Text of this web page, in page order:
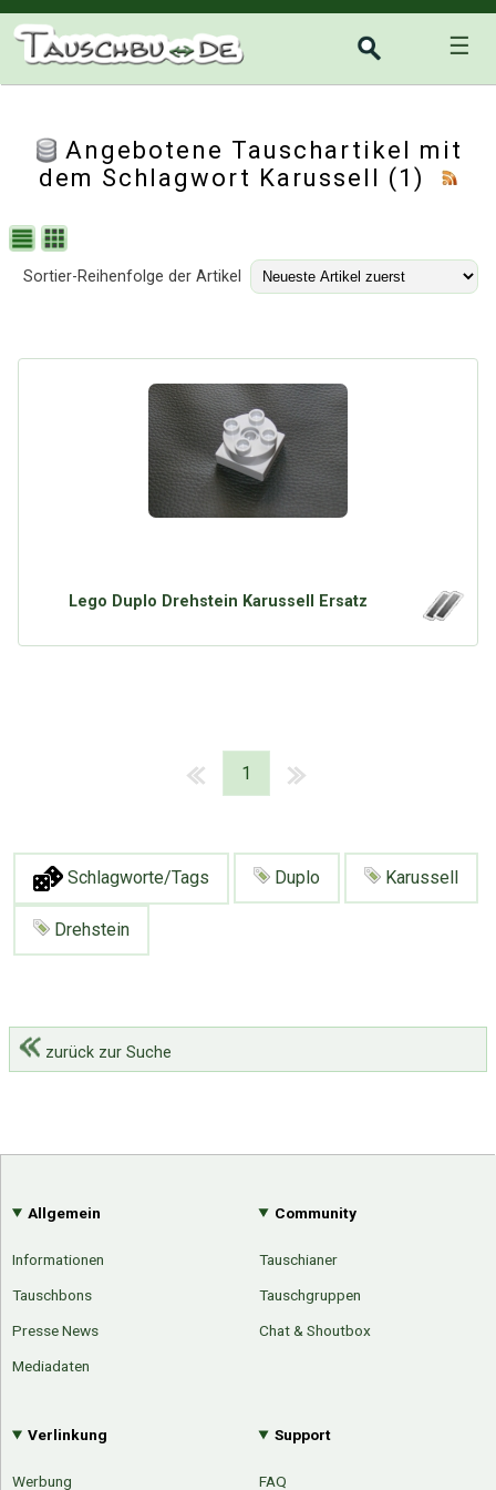
☰
Angebotene Tauschartikel mit
dem Schlagwort Karussell (1)
Sortier-Reihenfolge der Artikel
Lego Duplo Drehstein Karussell Ersatz
1
Schlagworte/Tags Duplo Karussell
Drehstein
zurück zur Suche
Allgemein
Informationen
Tauschbons
Presse News
Mediadaten
Community
Tauschianer
Tauschgruppen
Chat & Shoutbox
Verlinkung
Werbung
Support
FAQ